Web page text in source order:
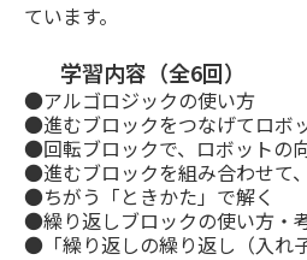
ています。
学習内容（全6回）
●アルゴロジックの使い方
●進むブロックをつなげてロボ
●回転ブロックで、ロボットの
●進むブロックを組み合わせて
●ちがう「ときかた」で解く
●繰り返しブロックの使い方・
●「繰り返しの繰り返し（入れ